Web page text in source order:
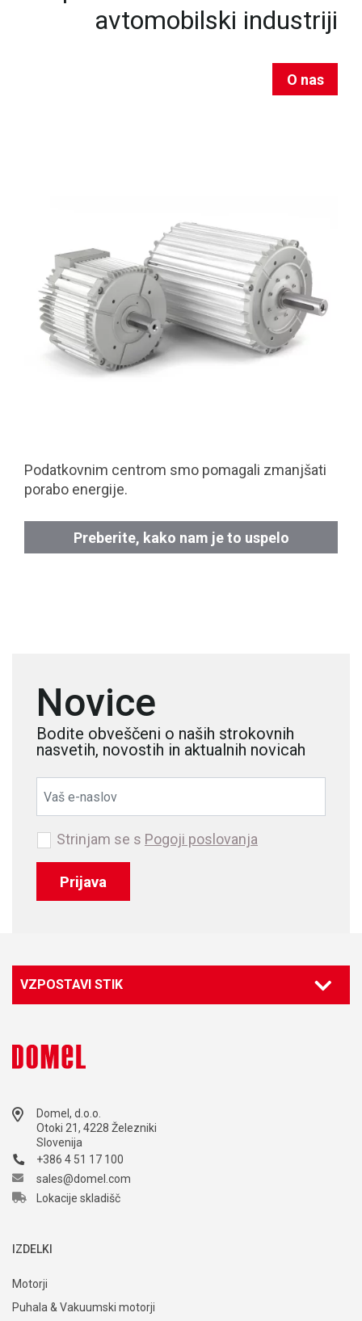
avtomobilski industriji
O nas
Podatkovnim centrom smo pomagali zmanjšati
porabo energije.
Preberite, kako nam je to uspelo
Novice
Bodite obveščeni o naših strokovnih
nasvetih, novostih in aktualnih novicah
Prijava
Strinjam se s Pogoji poslovanja
VZPOSTAVI STIK
Domel, d.o.o.
Otoki 21, 4228 Železniki
Slovenija
+386 4 51 17 100
sales@domel.com
Lokacije skladišč
IZDELKI
Motorji
Puhala & Vakuumski motorji